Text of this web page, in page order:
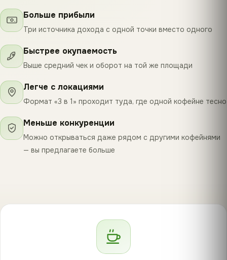
Больше прибыли
Три источника дохода с одной точки вместо одного
Быстрее окупаемость
Выше средний чек и оборот на той же площади
Легче с локациями
Формат «3 в 1» проходит туда, где одной кофейне тесно
Меньше конкуренции
Можно открываться даже рядом с другими кофейнями
— вы предлагаете больше